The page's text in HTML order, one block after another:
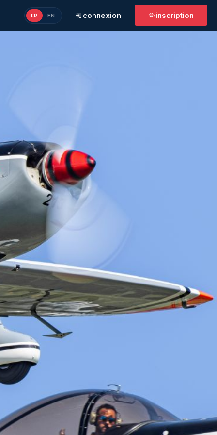
FR EN connexion inscription